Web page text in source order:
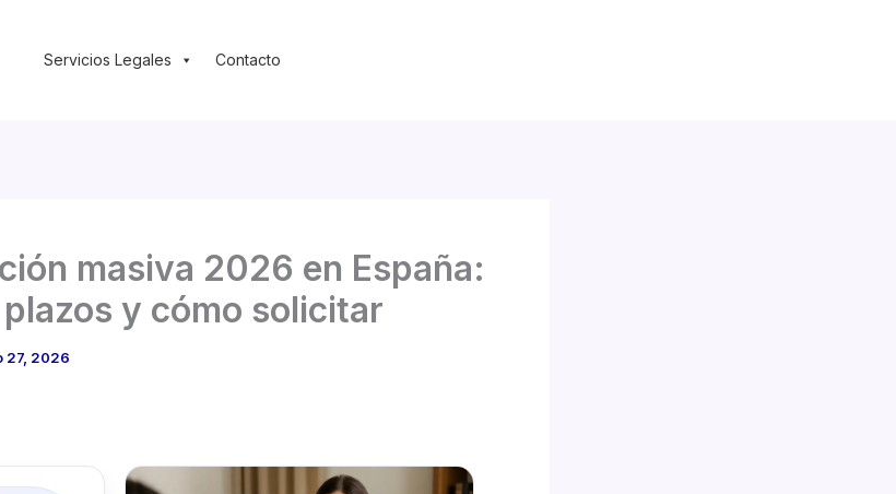
Servicios Legales Contacto
masiva 2026 en España:
y cómo solicitar
27, 2026